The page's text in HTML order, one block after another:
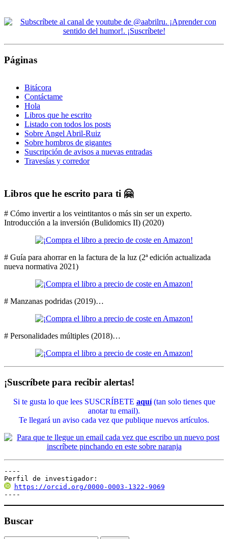
Páginas
Bitácora
Contáctame
Hola
Libros que he escrito
Listado con todos los posts
Sobre Angel Abril-Ruiz
Sobre hombros de gigantes
Suscripción de avisos a nuevas entradas
Travesías y corredor
Libros que he escrito para ti 🤗
# Cómo invertir a los veintitantos o más sin ser un experto.
Introducción a la inversión (Bulidomics II) (2020)
# Guía para ahorrar en la factura de la luz (2ª edición actualizada
nueva normativa 2021)
# Manzanas podridas (2019)…
# Personalidades múltiples (2018)…
¡Suscríbete para recibir alertas!
Si te gusta lo que lees SUSCRÍBETE aquí(tan solo tienes que
anotar tu email).
Te llegará un aviso cada vez que publique nuevos artículos.
----
Perfil de investigador:
https://orcid.org/0000-0003-1322-9069
----
Buscar